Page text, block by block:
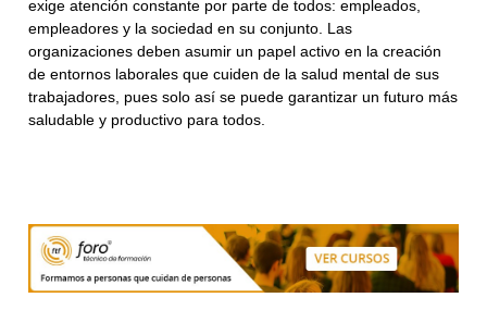
exige atención constante por parte de todos: empleados,
empleadores y la sociedad en su conjunto. Las
organizaciones deben asumir un papel activo en la creación
de entornos laborales que cuiden de la salud mental de sus
trabajadores, pues solo así se puede garantizar un futuro más
saludable y productivo para todos.